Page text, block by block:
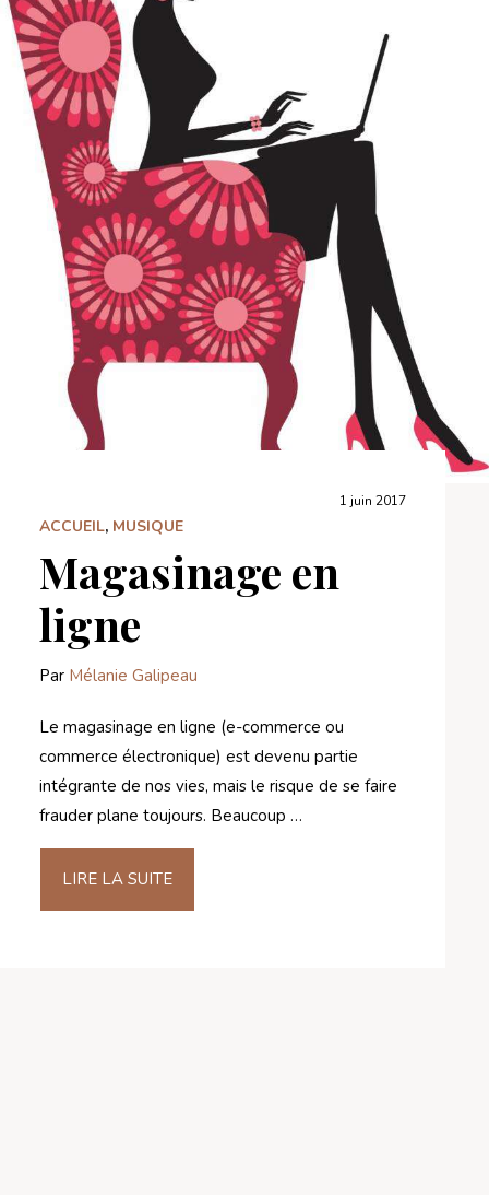
1 juin 2017
ACCUEIL, MUSIQUE
Magasinage en
ligne
Par Mélanie Galipeau
Le magasinage en ligne (e-commerce ou
commerce électronique) est devenu partie
intégrante de nos vies, mais le risque de se faire
frauder plane toujours. Beaucoup …
LIRE LA SUITE